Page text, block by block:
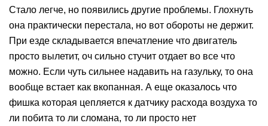
Стало легче, но появились другие проблемы. Глохнуть
она практически перестала, но вот обороты не держит.
При езде складывается впечатление что двигатель
просто вылетит, оч сильно стучит отдает во все что
можно. Если чуть сильнее надавить на газульку, то она
вообще встает как вкопанная. А еще оказалось что
фишка которая цепляется к датчику расхода воздуха то
ли побита то ли сломана, то ли просто нет